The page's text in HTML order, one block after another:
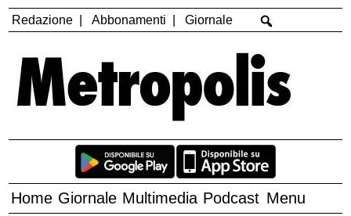
Redazione Abbonamenti Giornale
Home Giornale Multimedia Podcast Menu